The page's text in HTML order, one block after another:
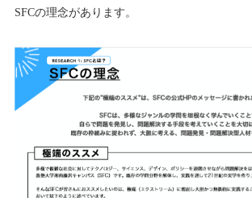
SFCの理念があります。